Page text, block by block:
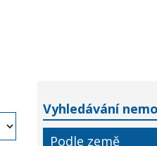
Vyhledávání
Podle země